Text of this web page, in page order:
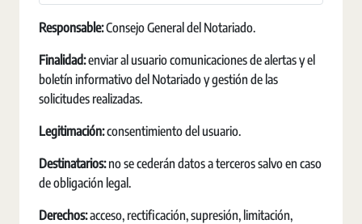
Responsable:Consejo General del Notariado.
Finalidad:enviar al usuario comunicaciones de alertas y el
boletín informativo del Notariado y gestión de las
solicitudes realizadas.
Legitimación:consentimiento del usuario.
Destinatarios:no se cederán datos a terceros salvo en caso
de obligación legal.
Derechos:acceso, rectificación, supresión, limitación,